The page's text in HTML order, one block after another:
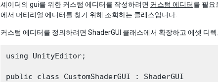
셰이더의 gui를 위한 커스텀 에디터를 작성하려면 커스텀 에디터를 필요
에서 머티리얼 에디터를 찾기 위해 조회하는 클래스입니다.
커스텀 에디터를 정의하려면 ShaderGUI 클래스에서 확장하고 에셋 디
using UnityEditor;
public class CustomShaderGUI : ShaderGUI